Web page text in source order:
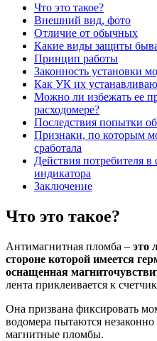
Что это такое?
Внешний вид, фото
Отличие от обычных
Какие виды защиты
Принцип работы
Законность установки
Как УК их
Можно ли избежать ее
расходомере?
Последствия попытки
Признаки, по которым
сработала
Действия потребителя в
индикатора
Заключение
Что это такое?
Антимагнитная пломба – это
стороне которой имеется
оснащенная
лента приклеивается к
Она призвана фиксировать
водомера пытаются
магнитные пломбы.